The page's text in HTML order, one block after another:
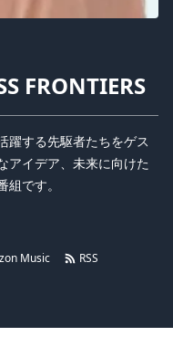
FRONTIERS
躍する先駆者たちをゲス
アイデア、未来に向けた
です。
Music RSS